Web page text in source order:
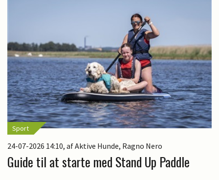
Sport
24-07-2026 14:10, af Aktive Hunde, Ragno Nero
Guide til at starte med Stand Up Paddle